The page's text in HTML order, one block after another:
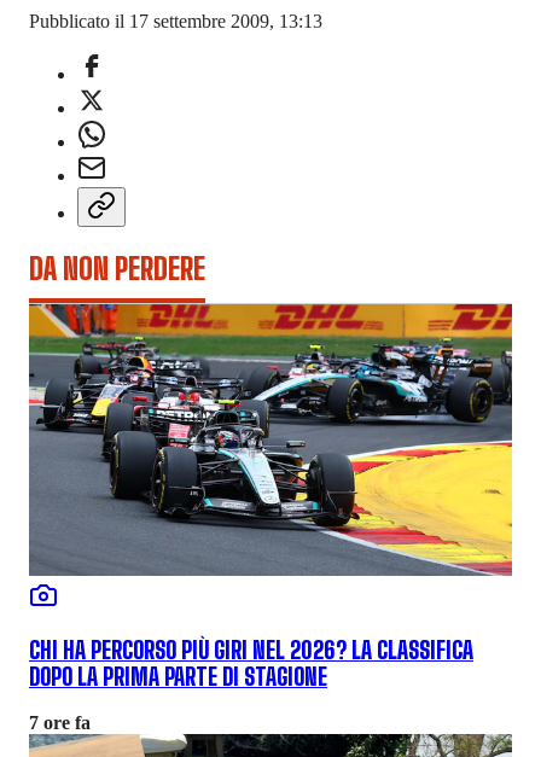
Pubblicato il 17 settembre 2009, 13:13
DA NON PERDERE
CHI HA PERCORSO PIÙ GIRI NEL 2026? LA CLASSIFICA
DOPO LA PRIMA PARTE DI STAGIONE
7 ore fa